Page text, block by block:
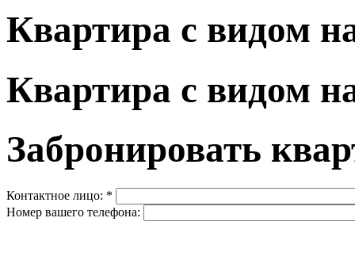
Квартира с видом
Квартира с видом
Забронировать
Контактное лицо: *
Номер вашего телефона: